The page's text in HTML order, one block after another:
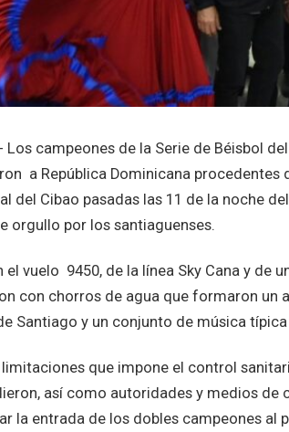
Los campeones de la Serie de Béisbol
a República Dominicana procedentes
del Cibao pasadas las 11 de la noche
orgullo por los santiaguenses.
el vuelo 9450, de la línea Sky Cana y de
con chorros de agua que formaron un
Santiago y un conjunto de música
limitaciones que impone el control
así como autoridades y medios de
la entrada de los dobles campeones al